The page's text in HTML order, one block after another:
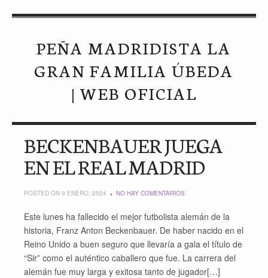
PEÑA MADRIDISTA LA
GRAN FAMILIA ÚBEDA
| WEB OFICIAL
BECKENBAUER JUEGA
EN EL REAL MADRID
POSTED ON 9 ENERO, 2024 NO HAY COMENTARIOS
Este lunes ha fallecido el mejor futbolista alemán de la
historia, Franz Anton Beckenbauer. De haber nacido en el
Reino Unido a buen seguro que llevaría a gala el título de
“Sir” como el auténtico caballero que fue. La carrera del
alemán fue muy larga y exitosa tanto de jugador[…]